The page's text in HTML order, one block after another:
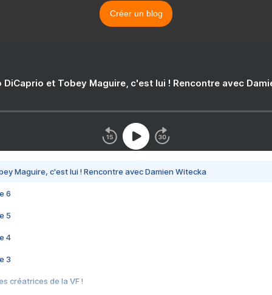
Créer un blog
DiCaprio et Tobey Maguire, c'est lui ! Rencontre avec
Maguire, c'est lui ! Rencontre avec Damien Witecka
6
5
4
3
créatrices de la VF !